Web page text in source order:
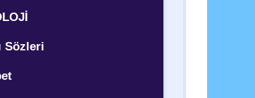
Sözleri